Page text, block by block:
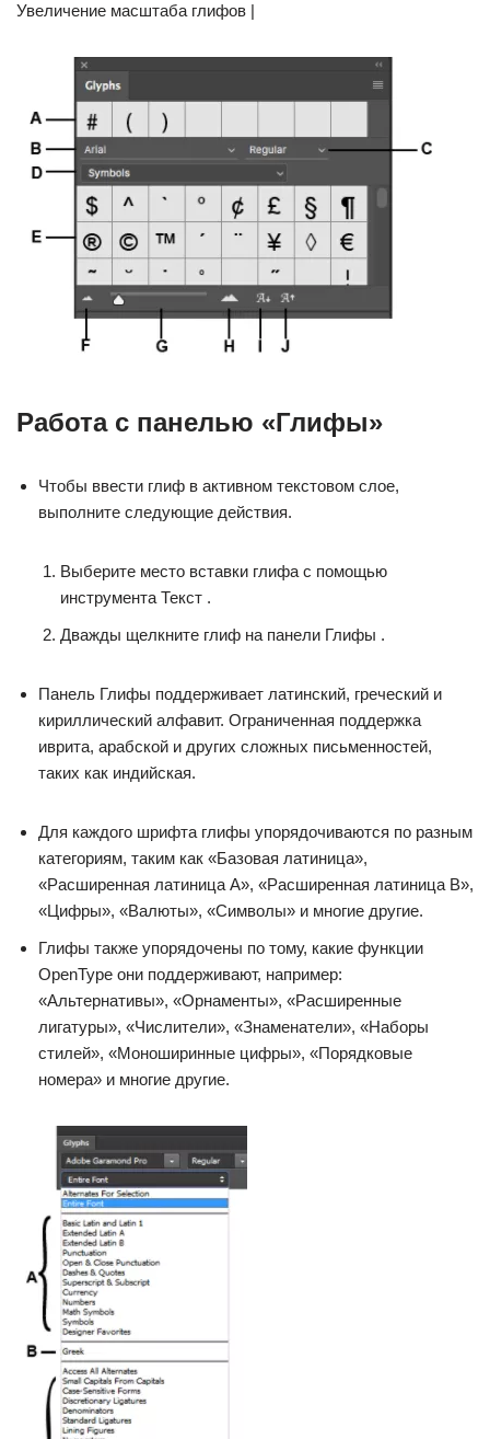
Увеличение масштаба глифов |
Работа с панелью «Глифы»
Чтобы ввести глиф в активном текстовом слое,
выполните следующие действия.
Выберите место вставки глифа с помощью
инструмента Текст .
Дважды щелкните глиф на панели Глифы .
Панель Глифы поддерживает латинский, греческий и
кириллический алфавит. Ограниченная поддержка
иврита, арабской и других сложных письменностей,
таких как индийская.
Для каждого шрифта глифы упорядочиваются по разным
категориям, таким как «Базовая латиница»,
«Расширенная латиница A», «Расширенная латиница B»,
«Цифры», «Валюты», «Символы» и многие другие.
Глифы также упорядочены по тому, какие функции
OpenType они поддерживают, например:
«Альтернативы», «Орнаменты», «Расширенные
лигатуры», «Числители», «Знаменатели», «Наборы
стилей», «Моноширинные цифры», «Порядковые
номера» и многие другие.